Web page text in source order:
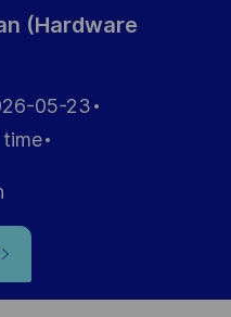
(Hardware
05-23
time